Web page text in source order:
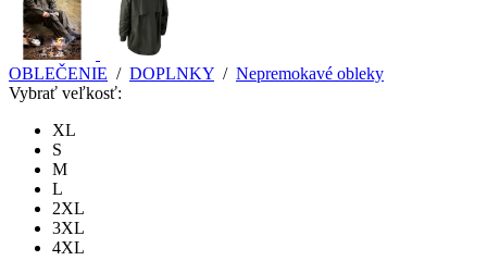
OBLEČENIE / DOPLNKY / Nepremokavé obleky
Vybrať veľkosť:
XL
S
M
L
2XL
3XL
4XL